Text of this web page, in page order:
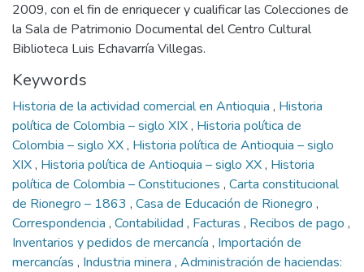
2009, con el fin de enriquecer y cualificar las Colecciones de
la Sala de Patrimonio Documental del Centro Cultural
Biblioteca Luis Echavarría Villegas.
Keywords
Historia de la actividad comercial en Antioquia , Historia
política de Colombia – siglo XIX, Historia política de
Colombia – siglo XX, Historia política de Antioquia – siglo
XIX, Historia política de Antioquia – siglo XX, Historia
política de Colombia – Constituciones , Carta constitucional
de Rionegro – 1863 , Casa de Educación de Rionegro ,
Correspondencia , Contabilidad , Facturas , Recibos de pago ,
Inventarios y pedidos de mercancía , Importación de
mercancías , Industria minera , Administración de haciendas: